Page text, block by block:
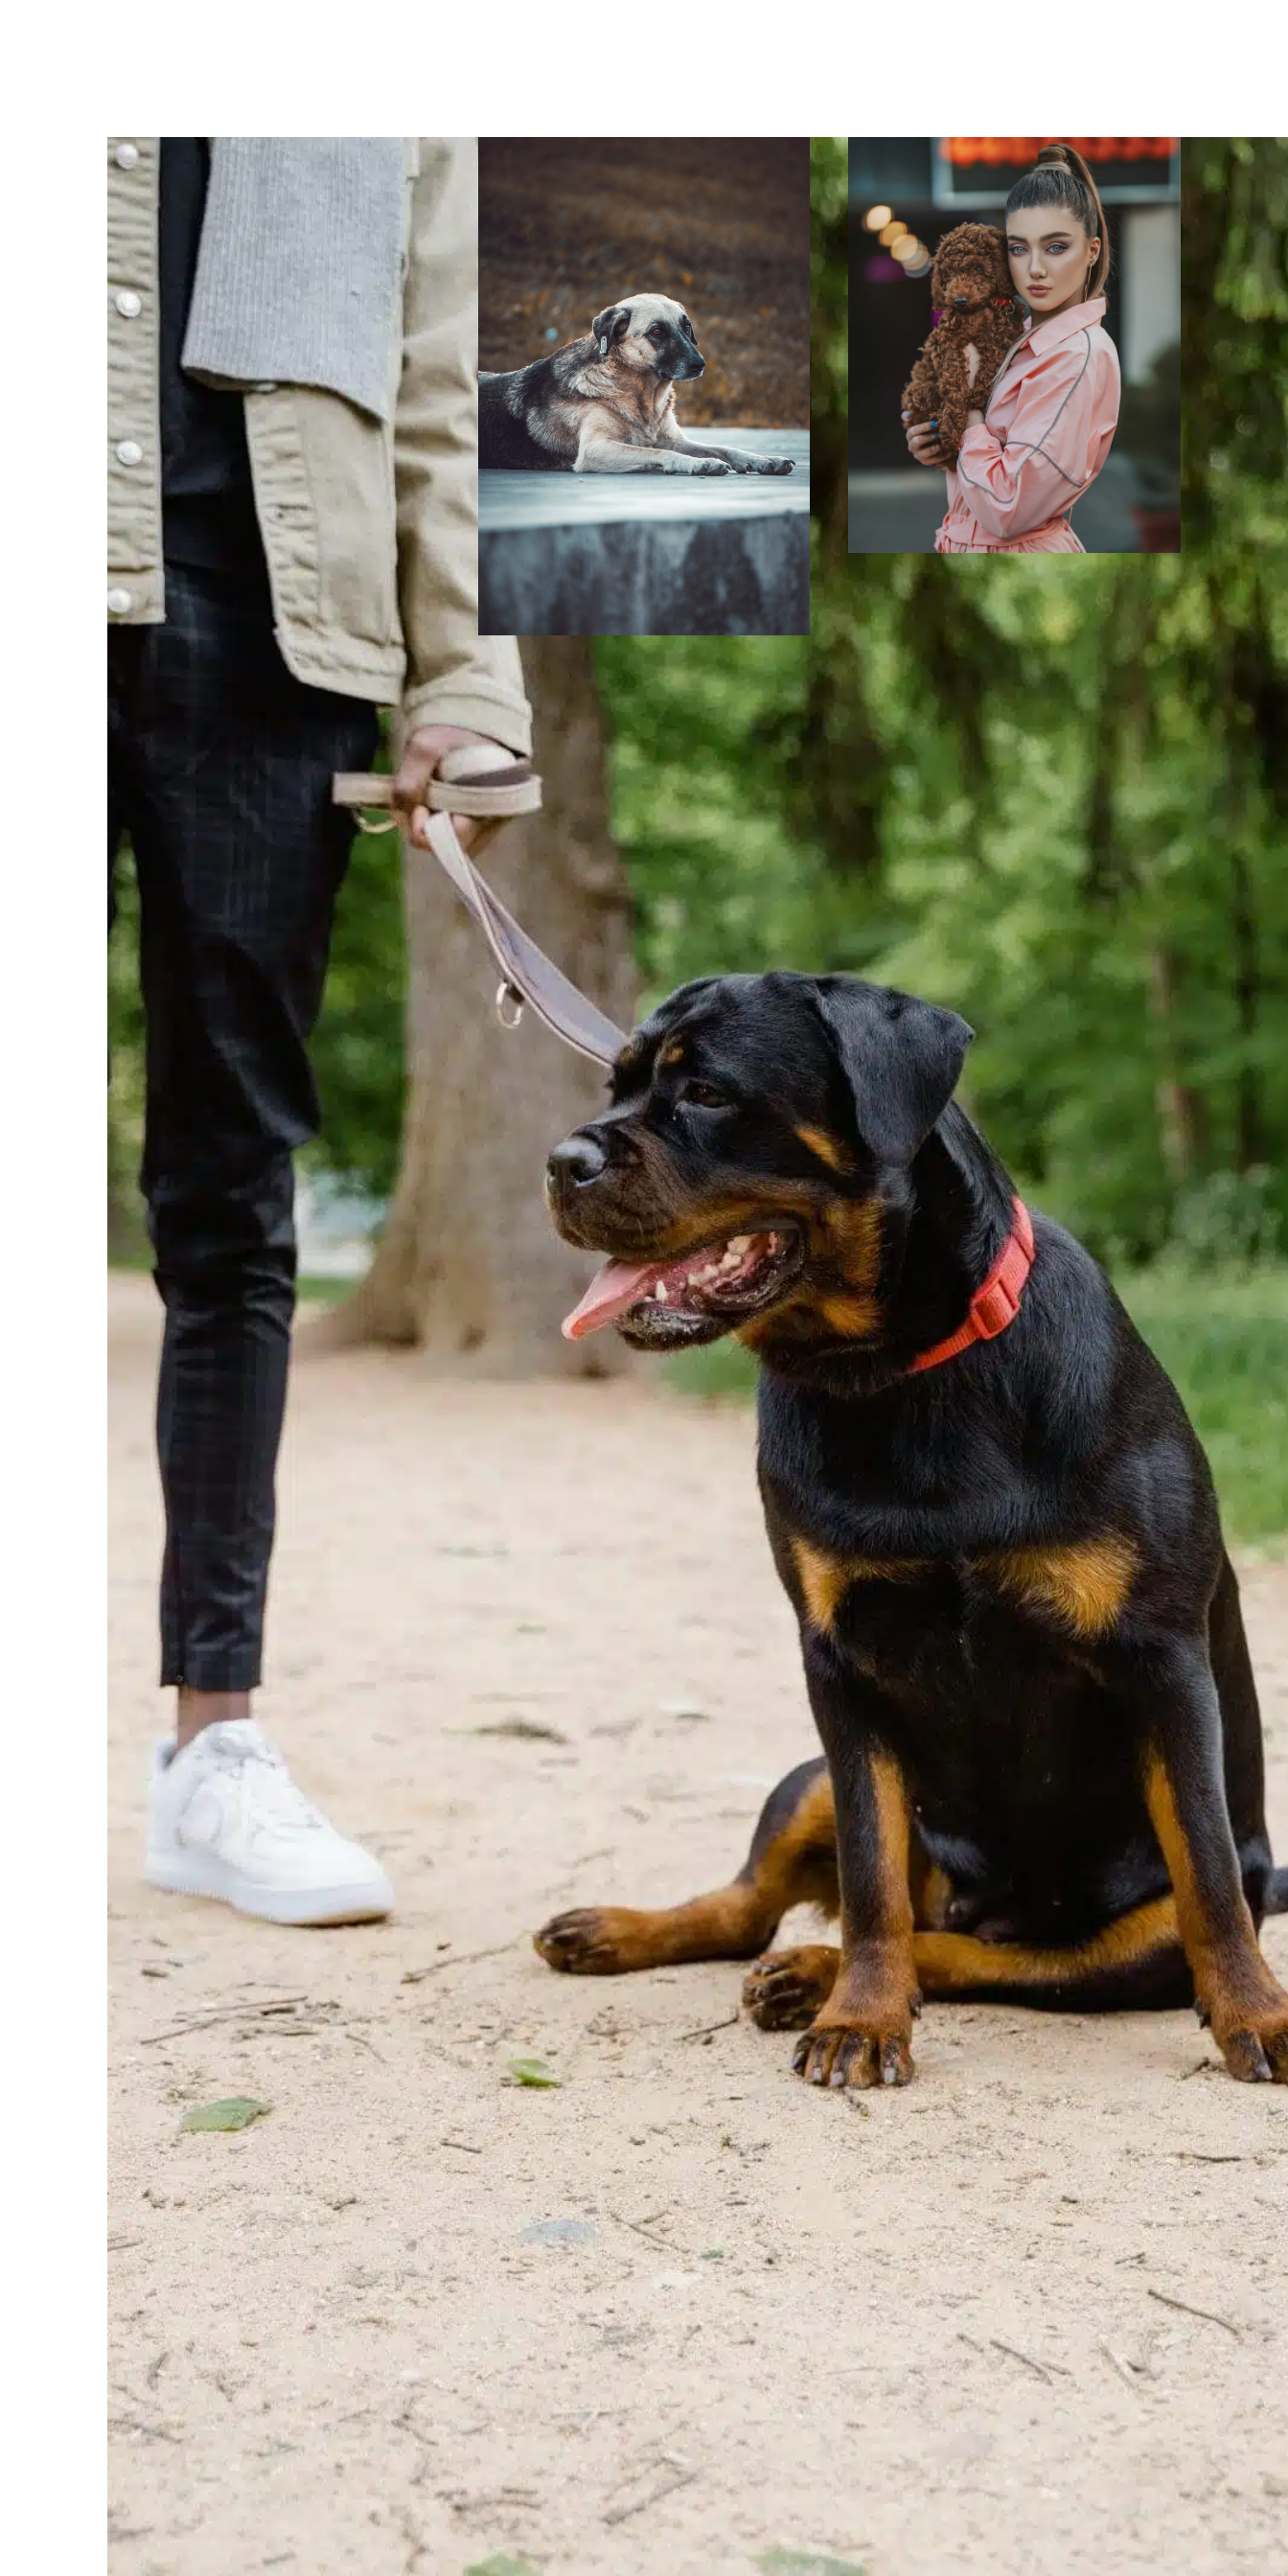
Quelle est la durée
de vie des chiens
Boxer ?
In Entraînement positif des chiens
Lorsque vous envisagez d’accueillir un boxer
dans votre foyer, il est essentiel de savoir
quelle est la durée de vie typique de ces
chiens. Les boxers ont généralement une
espérance de vie de 10 à 12 ans. Cette durée
peut fluctuer en fonction de facteurs tels que
la génétique, l’alimentation, l’exercice et les
soins généraux.…
des souvenirs impérissables, durée de vie plus longue
joie compagnie, les questions de santé, longue et saine,
plus longtemps plus sain, sain et heureux
Quelle est la durée
de vie des
bouledogues
américains ?
Entraînement positif des chiens
Les bouledogues américains sont appréciés
pour leur force, leur loyauté et leur nature
affectueuse. Il est essentiel pour les
propriétaires potentiels de comprendre leur
durée de vie, car cela les aide à se préparer
aux joies et aux responsabilités liées à la
possession d’un chien. En moyenne, les
bouledogues américains vivent entre 10 et
15…
Find out more
bonheur des chiens, contrôles expériences de vie
influencent la durée de vie
questions de santé, longue et saine
l’obligation
stimulation mentale, un environnement
aimant, vie saine